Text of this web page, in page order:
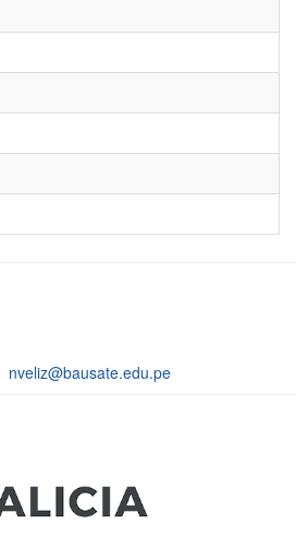
nveliz@bausate.edu.pe